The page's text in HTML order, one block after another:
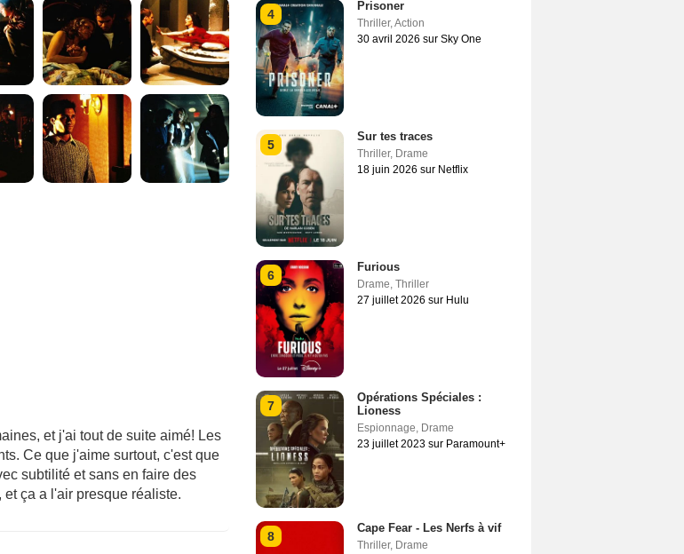
et j'ai tout de suite aimé! Les
Ce que j'aime surtout, c'est que
subtilité et sans en faire des
ça a l'air presque réaliste.
4
Prisoner
Thriller,Action
30 avril 2026 sur Sky One
5
Sur tes traces
Thriller, Drame
18 juin 2026 sur Netflix
6
Furious
Drame, Thriller
27 juillet 2026 sur Hulu
7
Opérations Spéciales :
Lioness
Espionnage, Drame
23 juillet 2023 sur Paramount+
8
Cape Fear - Les Nerfs à vif
Thriller, Drame